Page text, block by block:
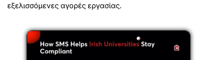
εξελισσόμενες αγορές εργασίας.